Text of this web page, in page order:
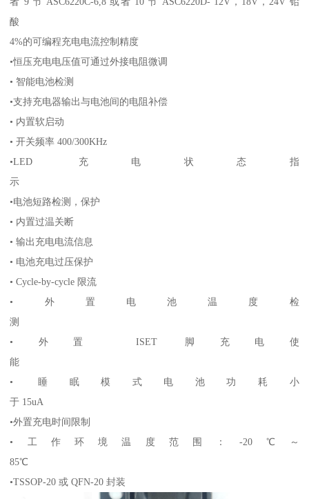
酸
4%的可编程充电电流控制精度
•恒压充电电压值可通过外接电阻微调
• 智能电池检测
•支持充电器输出与电池间的电阻补偿
• 内置软启动
• 开关频率 400/300KHz
•LED 充电状态指
示
•电池短路检测，保护
• 内置过温关断
• 输出充电电流信息
• 电池充电过压保护
• Cycle-by-cycle 限流
•外置电池温度检
测
•外置 ISET 脚充电使
能
• 睡眠模式电池功耗小
于 15uA
•外置充电时间限制
•工作环境温度范围：-20℃～
85℃
•TSSOP-20 或 QFN-20 封装